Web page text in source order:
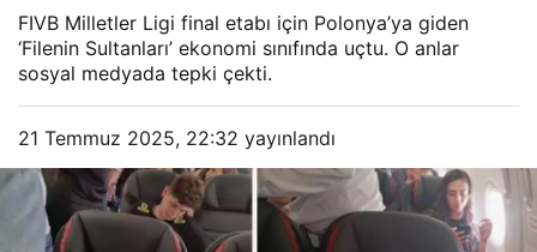
FIVB Milletler Ligi final etabı için Polonya’ya giden
‘Filenin Sultanları’ ekonomi sınıfında uçtu. O anlar
sosyal medyada tepki çekti.
21 Temmuz 2025, 22:32 yayınlandı